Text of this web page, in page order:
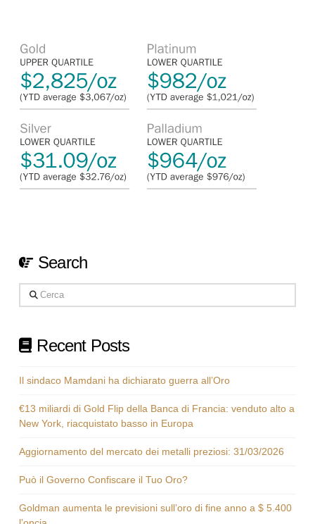
Search
Cerca
Recent Posts
Il sindaco Mamdani ha dichiarato guerra all’Oro
€13 miliardi di Gold Flip della Banca di Francia: venduto alto a
New York, riacquistato basso in Europa
Aggiornamento del mercato dei metalli preziosi: 31/03/2026
Può il Governo Confiscare il Tuo Oro?
Goldman aumenta le previsioni sull’oro di fine anno a $ 5.400